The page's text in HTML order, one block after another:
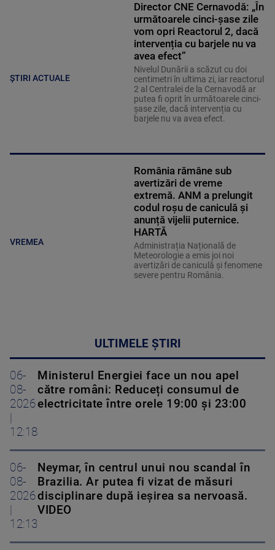
ȘTIRI ACTUALE
Director CNE Cernavodă: „În
următoarele cinci-șase zile
vom opri Reactorul 2, dacă
intervenția cu barjele nu va
avea efect”
Nivelul Dunării a scăzut cu doi
centimetri în ultima zi, iar reactorul
2 al Centralei de la Cernavodă ar
putea fi oprit în următoarele cinci-
șase zile, dacă intervenția cu
barjele nu va avea efect.
VREMEA
România rămâne sub
avertizări de vreme
extremă. ANM a prelungit
codul roșu de caniculă și
anunță vijelii puternice.
HARTĂ
Administrația Națională de
Meteorologie a emis joi noi
avertizări de caniculă și fenomene
severe pentru România.
ULTIMELE ȘTIRI
06-
08-
2026
12:18
Ministerul Energiei face un nou apel
către români: Reduceți consumul de
electricitate între orele 19:00 și 23:00
06-
08-
2026
12:13
Neymar, în centrul unui nou scandal în
Brazilia. Ar putea fi vizat de măsuri
disciplinare după ieșirea sa nervoasă.
VIDEO